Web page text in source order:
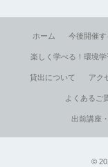
ホーム 今後開催す
楽しく学べる！環境
貸出について アク
よくあるご
出前講座
©